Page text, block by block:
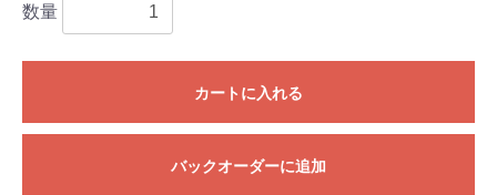
数量
カートに入れる
バックオーダーに追加